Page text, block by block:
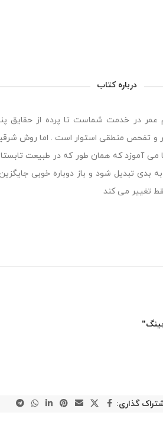
درباره کتاب
در خدمت شماست تا پرده از حقایق
و تفحص منطقی استوار است . اما روش
می آموزد كه همان طور كه در طبیعت
بدی تبدیل شود و باز دوباره خوبی
تغییر می كند
گذاری: